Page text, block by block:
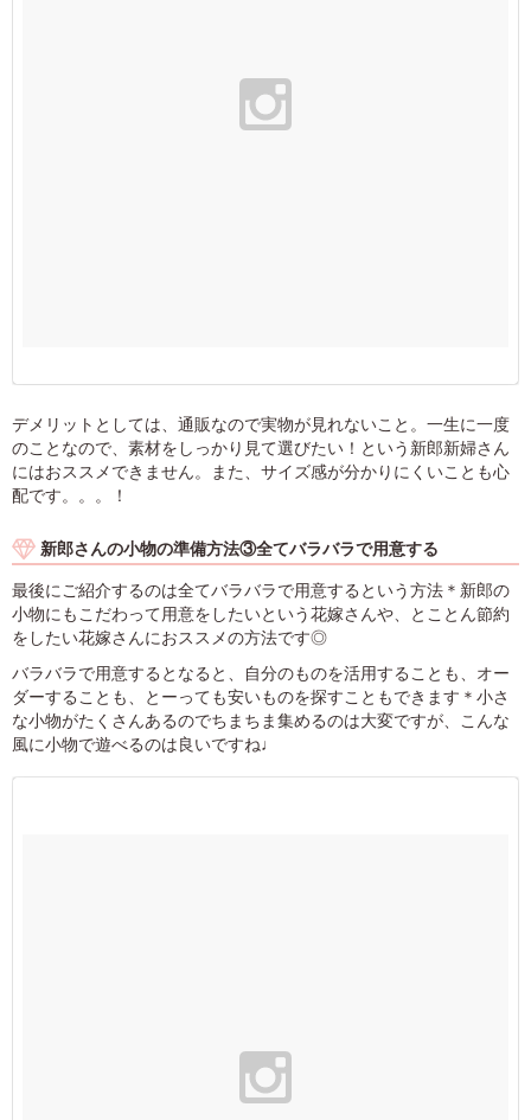
デメリットとしては、通販なので実物が見れないこと。一生に一度
のことなので、素材をしっかり見て選びたい！という新郎新婦さん
にはおススメできません。また、サイズ感が分かりにくいことも心
配です。。。！
新郎さんの小物の準備方法③全てバラバラで用意する
最後にご紹介するのは全てバラバラで用意するという方法＊新郎の
小物にもこだわって用意をしたいという花嫁さんや、とことん節約
をしたい花嫁さんにおススメの方法です◎
バラバラで用意するとなると、自分のものを活用することも、オー
ダーすることも、とーっても安いものを探すこともできます＊小さ
な小物がたくさんあるのでちまちま集めるのは大変ですが、こんな
風に小物で遊べるのは良いですね♩